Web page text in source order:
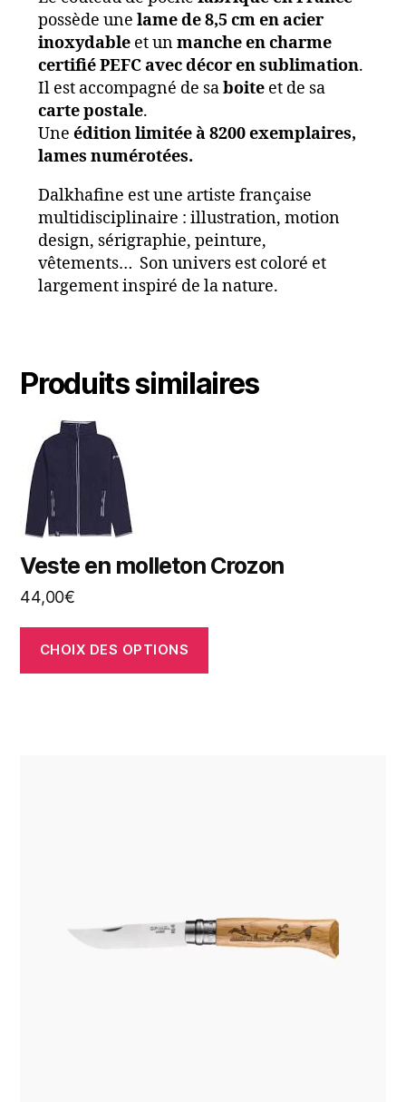
possède unelame de 8,5 cm en acier
inoxydable et unmanche en charme
certifié PEFC avec décor en sublimation.
Il est accompagné de saboite et de sa
carte postale.
Uneédition limitée à 8200 exemplaires,
lames numérotées.
Dalkhafine est une artiste française
multidisciplinaire : illustration, motion
design, sérigraphie, peinture,
vêtements… Son univers est coloré et
largement inspiré de la nature.
Produits similaires
Veste en molleton Crozon
44,00€
CHOIX DES OPTIONS